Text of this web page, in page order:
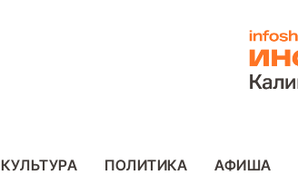
КУЛЬТУРА ПОЛИТИКА АФИША